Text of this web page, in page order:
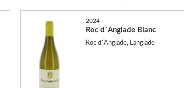
2024
Roc d´Anglade Blanc
Roc d´Anglade, Langlade